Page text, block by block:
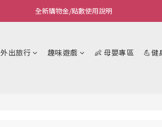
Welcome~私藏生活~
全新購物金/點數使用說明
外出旅行 趣味遊戲 👶 母嬰專區 💪健